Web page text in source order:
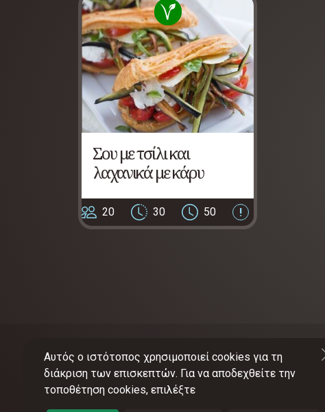
Σου με τσίλι και
λαχανικά με κάρυ
20 30 50
Αυτός ο ιστότοπος χρησιμοποιεί cookies για τη
διάκριση των επισκεπτών. Για να αποδεχθείτε την
τοποθέτηση cookies, επιλέξτε